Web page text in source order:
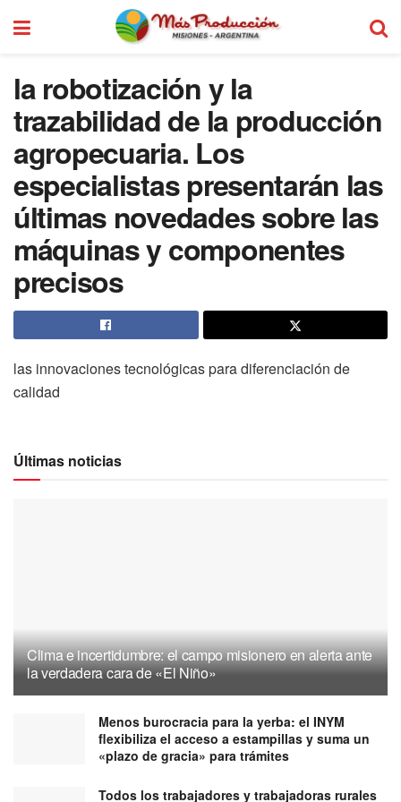
la robotización y la
trazabilidad de la producción
agropecuaria. Los
especialistas presentarán las
últimas novedades sobre las
máquinas y componentes
precisos
las innovaciones tecnológicas para diferenciación de
calidad
Últimas noticias
Clima e incertidumbre: el campo misionero en alerta ante
la verdadera cara de «El Niño»
Menos burocracia para la yerba: el INYM
flexibiliza el acceso a estampillas y suma un
«plazo de gracia» para trámites
Todos los trabajadores y trabajadoras rurales